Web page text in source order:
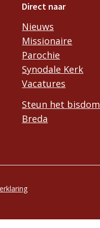
Direct naar
Nieuws
Missionaire
Parochie
Synodale Kerk
Vacatures
Steun het bisdom
Breda